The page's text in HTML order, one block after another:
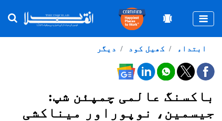
دیگر کھیل کود ابتداء
باکسنگ عالمی چمپئن شپ:
جیسمین، نوپوراور میناکشی